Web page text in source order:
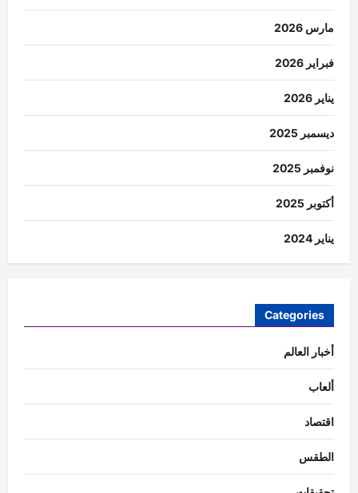
مارس 2026
فبراير 2026
يناير 2026
ديسمبر 2025
نوفمبر 2025
أكتوبر 2025
يناير 2024
Categories
أخبار العالم
ألعاب
اقتصاد
الطقس